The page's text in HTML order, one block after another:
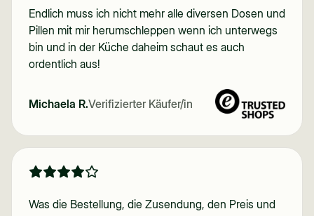
Endlich muss ich nicht mehr alle diversen Dosen und
Pillen mit mir herumschleppen wenn ich unterwegs
bin und in der Küche daheim schaut es auch
ordentlich aus!
Michaela R.Verifizierter Käufer/in
Was die Bestellung, die Zusendung, den Preis und